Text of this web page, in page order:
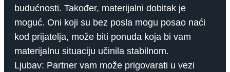
budućnosti. Također, materijalni dobitak je
moguć. Oni koji su bez posla mogu posao naći
kod prijatelja, može biti ponuda koja bi vam
materijalnu situaciju učinila stabilnom.
Ljubav: Partner vam može prigovarati u vezi